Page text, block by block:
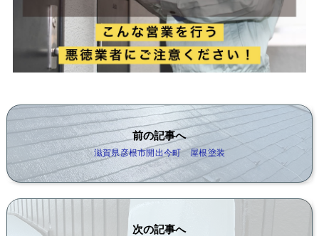
前の記事へ
滋賀県彦根市開出今町 屋根塗装
次の記事へ